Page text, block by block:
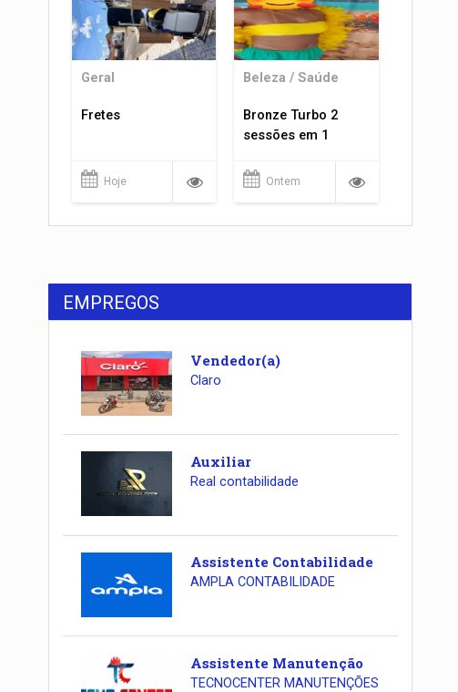
Geral
Fretes
Hoje
Beleza / Saúde
Bronze Turbo 2
sessões em 1
Ontem
EMPREGOS
Vendedor(a)
Claro
Auxiliar
Real contabilidade
Assistente Contabilidade
AMPLA CONTABILIDADE
Assistente Manutenção
TECNOCENTER MANUTENÇÕES